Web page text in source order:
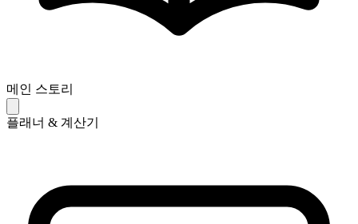
메인 스토리
플래너 & 계산기